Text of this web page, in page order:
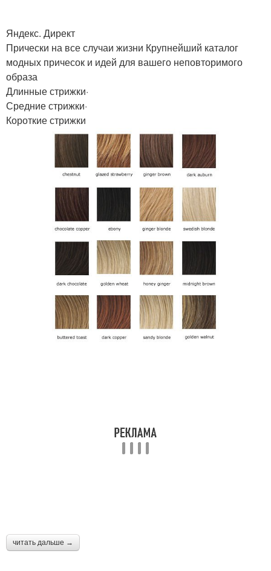
Вечерний макияж Новый макияж
Материалы для
макияжа
Макияж для серых и
Макияж для
карамельного цвета
Яндекс. Директ
Прически на все случаи жизни Крупнейший каталог
модных причесок и идей для вашего неповторимого
образа
Длинные стрижки·
Средние стрижки·
Короткие стрижки
читать дальше →